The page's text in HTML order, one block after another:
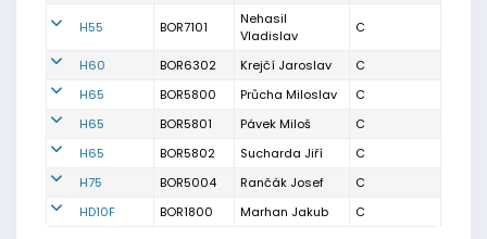
H55 BOR7101
Nehasil
Vladislav
C
H60 BOR6302 Krejčí Jaroslav
C
H65
BOR5800 Průcha Miloslav
C
H65
BOR5801 Pávek Miloš
C
H65
BOR5802 Sucharda Jiří
C
H75
BOR5004 Rančák Josef
C
HD10F
BOR1800 Marhan Jakub C